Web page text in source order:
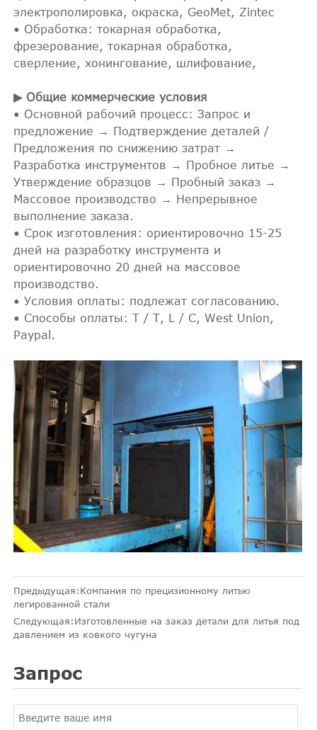
электрополировка, окраска, GeoMet, Zintec
• Обработка: токарная обработка,
фрезерование, токарная обработка,
сверление, хонингование, шлифование,
▶ Общие коммерческие условия
• Основной рабочий процесс: Запрос и
предложение → Подтверждение деталей /
Предложения по снижению затрат →
Разработка инструментов → Пробное литье →
Утверждение образцов → Пробный заказ →
Массовое производство → Непрерывное
выполнение заказа.
• Срок изготовления: ориентировочно 15-25
дней на разработку инструмента и
ориентировочно 20 дней на массовое
производство.
• Условия оплаты: подлежат согласованию.
• Способы оплаты: T / T, L / C, West Union,
Paypal.
Предыдущая:Компания по прецизионному литью
легированной стали
Следующая:Изготовленные на заказ детали для литья под
давлением из ковкого чугуна
Запрос